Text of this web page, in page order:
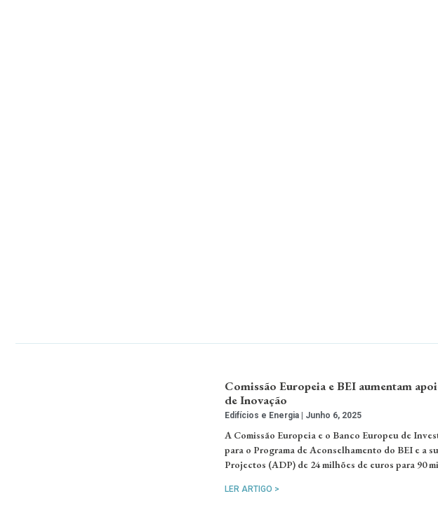
Comissão Europeia e BEI aumentam
de Inovação
Edifícios e Energia Junho 6, 2025
A Comissão Europeia e o Banco Europeu de
para o Programa de Aconselhamento do BEI e a
Projectos (ADP) de 24 milhões de euros para 90
LER ARTIGO >